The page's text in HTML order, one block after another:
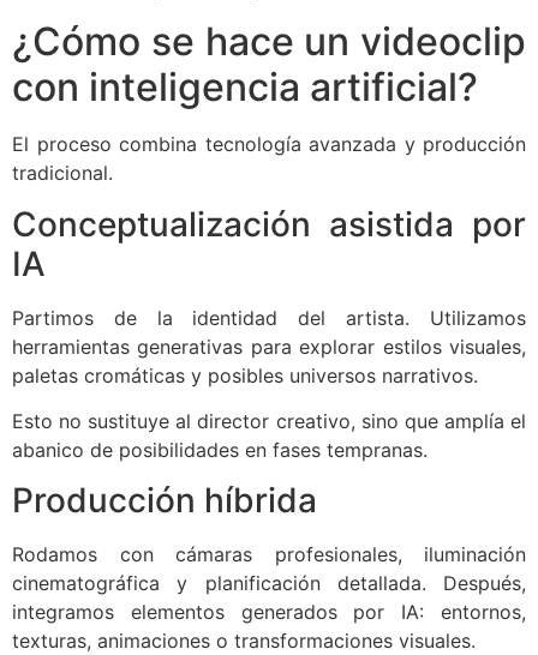
¿Cómo se hace un videoclip
con inteligencia artificial?
El proceso combina tecnología avanzada y producción
tradicional.
Conceptualización asistida por
IA
Partimos de la identidad del artista. Utilizamos
herramientas generativas para explorar estilos visuales,
paletas cromáticas y posibles universos narrativos.
Esto no sustituye al director creativo, sino que amplía el
abanico de posibilidades en fases tempranas.
Producción híbrida
Rodamos con cámaras profesionales, iluminación
cinematográfica y planificación detallada. Después,
integramos elementos generados por IA: entornos,
texturas, animaciones o transformaciones visuales.